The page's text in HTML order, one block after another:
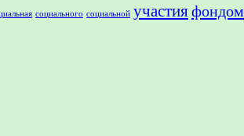
социального социальной участияфондом